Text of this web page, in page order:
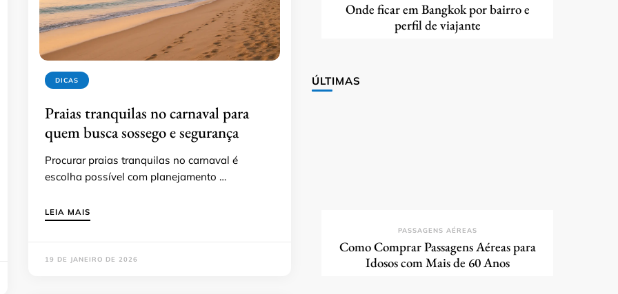
DICAS
Praias tranquilas no carnaval para
quem busca sossego e segurança
Procurar praias tranquilas no carnaval é
escolha possível com planejamento …
LEIA MAIS
19 DE JANEIRO DE 2026
Onde ficar em Bangkok por bairro e
perfil de viajante
ÚLTIMAS
PASSAGENS AÉREAS
Como Comprar Passagens Aéreas para
Idosos com Mais de 60 Anos